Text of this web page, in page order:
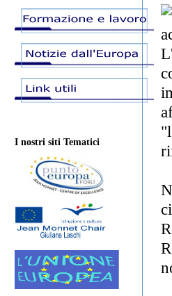
I nostri siti Tematici